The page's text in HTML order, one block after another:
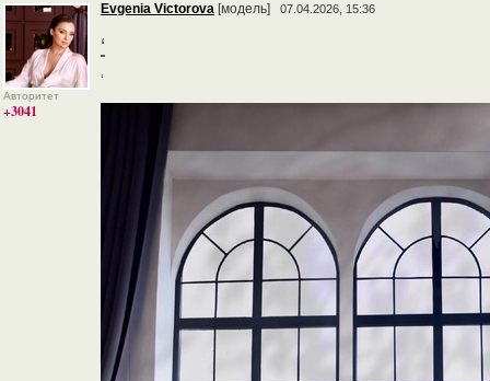
Авторитет
+3041
Evgenia Victorova [модель] 07.04.2026, 15:36
‘
‘